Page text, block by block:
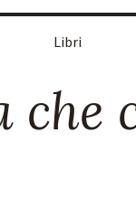
▼
Libri